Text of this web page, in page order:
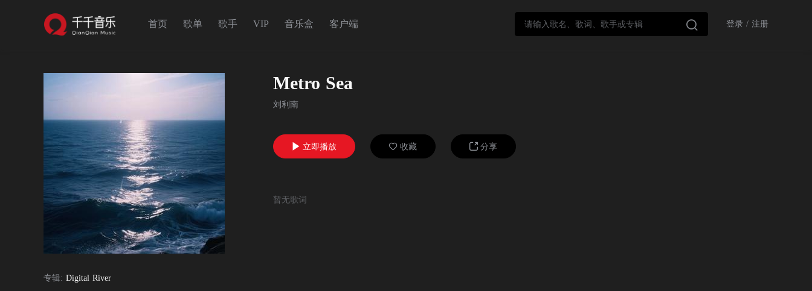
首页 歌单 歌手 VIP 音乐盒 客户端  登录 / 注册
专辑: Digital River
Metro Sea
刘利南
 立即播放  收藏  分享
暂无歌词